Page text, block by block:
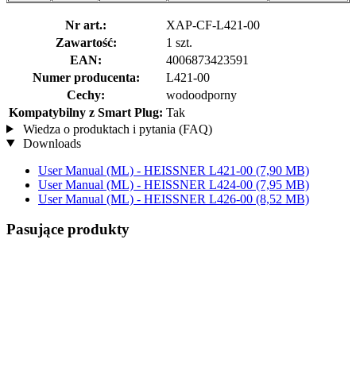
Nr art.:
XAP-CF-L421-00
Zawartość:
1 szt.
EAN:
4006873423591
Numer producenta:
L421-00
Cechy:
wodoodporny
Kompatybilny z Smart Plug: Tak
Wiedza o produktach i pytania (FAQ)
Downloads
User Manual (ML) - HEISSNER L421-00 (7,90 MB)
User Manual (ML) - HEISSNER L424-00 (7,95 MB)
User Manual (ML) - HEISSNER L426-00 (8,52 MB)
Pasujące produkty